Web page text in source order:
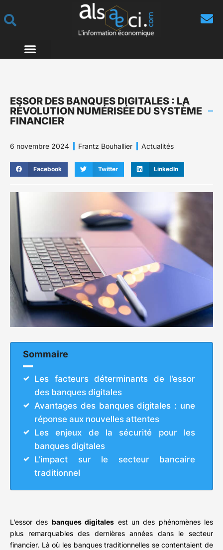
ESSOR DES BANQUES DIGITALES : LA
RÉVOLUTION NUMÉRISÉE DU SYSTÈME
FINANCIER
6 novembre 2024 Frantz Bouhallier Actualités
Facebook Twitter LinkedIn
Sommaire
Les facteurs déterminants de l’essor
des banques digitales
Avantages des banques digitales : une
réponse aux nouvelles attentes
Les enjeux de la sécurité pour les
banques digitales
L’impact sur le secteur bancaire
traditionnel
L’essor des banques digitales est un des phénomènes les
plus remarquables des dernières années dans le secteur
financier. Là où les banques traditionnelles se contentaient de